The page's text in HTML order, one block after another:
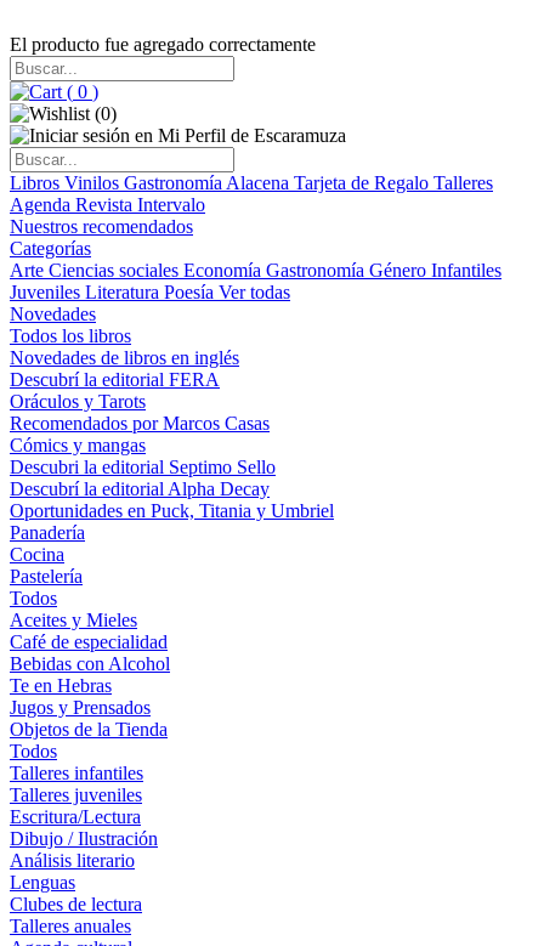
El producto fue agregado correctamente
( 0 )
(0)
Libros Vinilos Gastronomía Alacena Tarjeta de Regalo Talleres
Agenda Revista Intervalo
Nuestros recomendados
Categorías
Arte Ciencias sociales Economía Gastronomía Género Infantiles
Juveniles Literatura Poesía Ver todas
Novedades
Todos los libros
Novedades de libros en inglés
Descubrí la editorial FERA
Oráculos y Tarots
Recomendados por Marcos Casas
Cómics y mangas
Descubri la editorial Septimo Sello
Descubrí la editorial Alpha Decay
Oportunidades en Puck, Titania y Umbriel
Panadería
Cocina
Pastelería
Todos
Aceites y Mieles
Café de especialidad
Bebidas con Alcohol
Te en Hebras
Jugos y Prensados
Objetos de la Tienda
Todos
Talleres infantiles
Talleres juveniles
Escritura/Lectura
Dibujo / Ilustración
Análisis literario
Lenguas
Clubes de lectura
Talleres anuales